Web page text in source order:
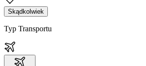
Skądkolwiek
Typ Transportu